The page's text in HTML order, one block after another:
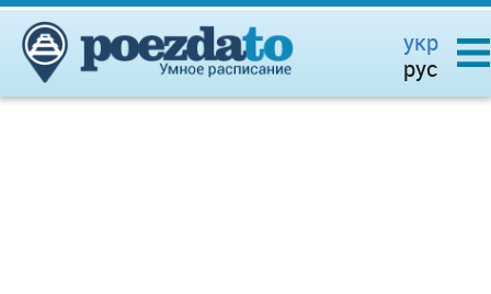
укр
рус